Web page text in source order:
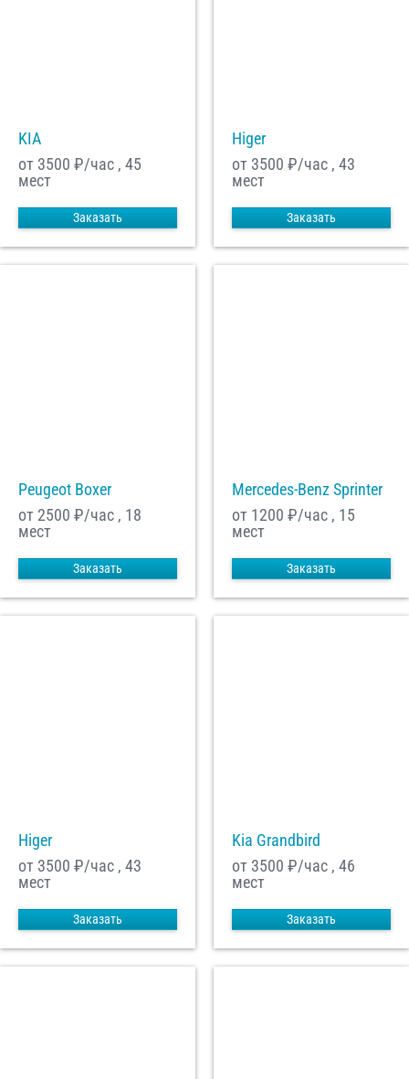
KIA
от 3500 ₽/час , 45
мест
Заказать
Higer
от 3500 ₽/час , 43
мест
Заказать
Peugeot Boxer
от 2500 ₽/час , 18
мест
Заказать
Mercedes-Benz Sprinter
от 1200 ₽/час , 15
мест
Заказать
Higer
от 3500 ₽/час , 43
мест
Заказать
Kia Grandbird
от 3500 ₽/час , 46
мест
Заказать